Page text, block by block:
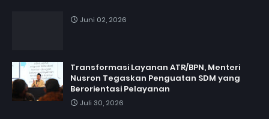
Juni 02, 2026
Transformasi Layanan ATR/BPN, Menteri
Nusron Tegaskan Penguatan SDM yang
Berorientasi Pelayanan
Juli 30, 2026